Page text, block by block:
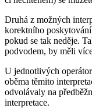
Druhá z možných
korektního
pokud se tak neděje.
podvodem, by měli
U jednotlivých
oběma těmito
odvolávaly na
interpretace.